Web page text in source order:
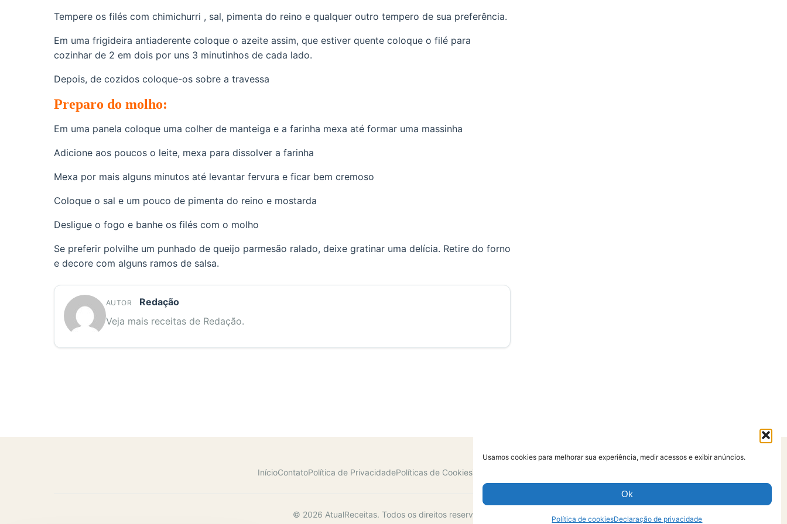
Usamos cookies para melhorar sua experiência, medir acessos e exibir anúncios.
Ok
Política de cookiesDeclaração de privacidade
Tempere os filés com chimichurri , sal, pimenta do reino e qualquer outro tempero de sua preferência.
Em uma frigideira antiaderente coloque o azeite assim, que estiver quente coloque o filé para
cozinhar de 2 em dois por uns 3 minutinhos de cada lado.
Depois, de cozidos coloque-os sobre a travessa
Preparo do molho:
Em uma panela coloque uma colher de manteiga e a farinha mexa até formar uma massinha
Adicione aos poucos o leite, mexa para dissolver a farinha
Mexa por mais alguns minutos até levantar fervura e ficar bem cremoso
Coloque o sal e um pouco de pimenta do reino e mostarda
Desligue o fogo e banhe os filés com o molho
Se preferir polvilhe um punhado de queijo parmesão ralado, deixe gratinar uma delícia. Retire do forno
e decore com alguns ramos de salsa.
AUTOR
Redação
Veja mais receitas de Redação.
InícioContatoPolítica de PrivacidadePolíticas de CookiesTermos de Uso
© 2026 AtualReceitas. Todos os direitos reservados.